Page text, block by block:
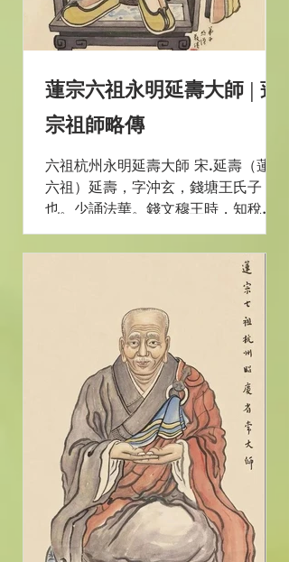
蓮宗六祖永明延壽大師 | 蓮
宗祖師略傳
六祖杭州永明延壽大師 宋.延壽（蓮宗
六祖）延壽，字沖玄，錢塘王氏子
也。少誦法華。錢文穆王時，知稅
務，多用官錢買放生命，罪當死。引
赴市曹，王使人瞯之，色不變，命釋
之，投四明翠岩禪師出家。複參天臺
韶國師，發明心要。 嘗於國清寺行法
華懺，禪觀中，見觀音菩薩，以甘露
灌其口，因是獲大...